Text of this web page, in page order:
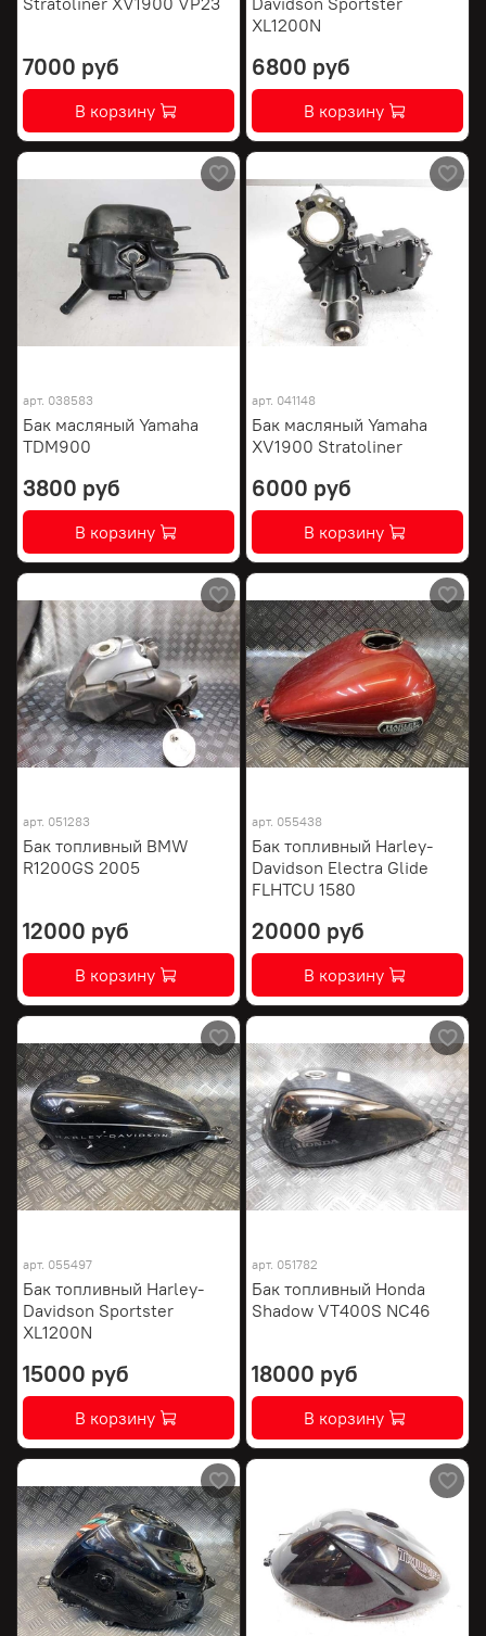
7000 руб
В корзину
XL1200N
6800 руб
В корзину
арт. 038583
Бак масляный Yamaha
TDM900
3800 руб
В корзину
арт. 041148
Бак масляный Yamaha
XV1900 Stratoliner
6000 руб
В корзину
арт. 051283
Бак топливный BMW
R1200GS 2005
12000 руб
В корзину
арт. 055438
Бак топливный Harley-
Davidson Electra Glide
FLHTCU 1580
20000 руб
В корзину
арт. 055497
Бак топливный Harley-
Davidson Sportster
XL1200N
15000 руб
В корзину
арт. 051782
Бак топливный Honda
Shadow VT400S NC46
18000 руб
В корзину